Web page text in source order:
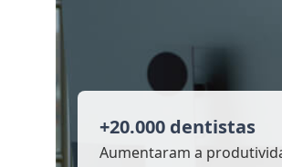
+20.000 dentistas
Aumentaram a